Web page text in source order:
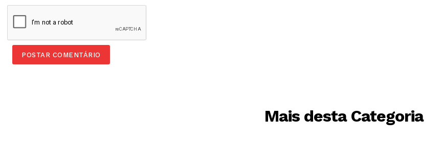
Mais desta Categoria